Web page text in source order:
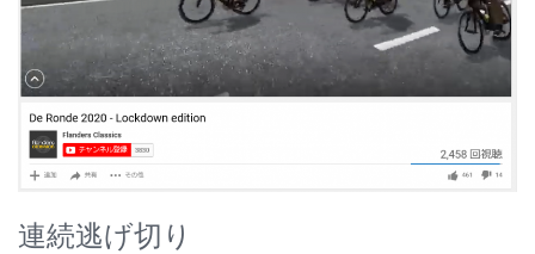
連続逃げ切り